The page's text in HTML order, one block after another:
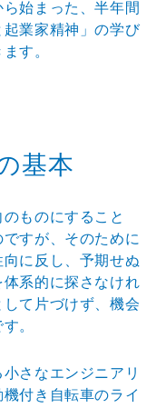
始まった、半年間
業家精神」の学び
す。
基本
ものにすること
すが、そのために
に反し、予期せぬ
系的に探さなけれ
して片づけず、機会
。
さなエンジニアリ
付き自転車のライ